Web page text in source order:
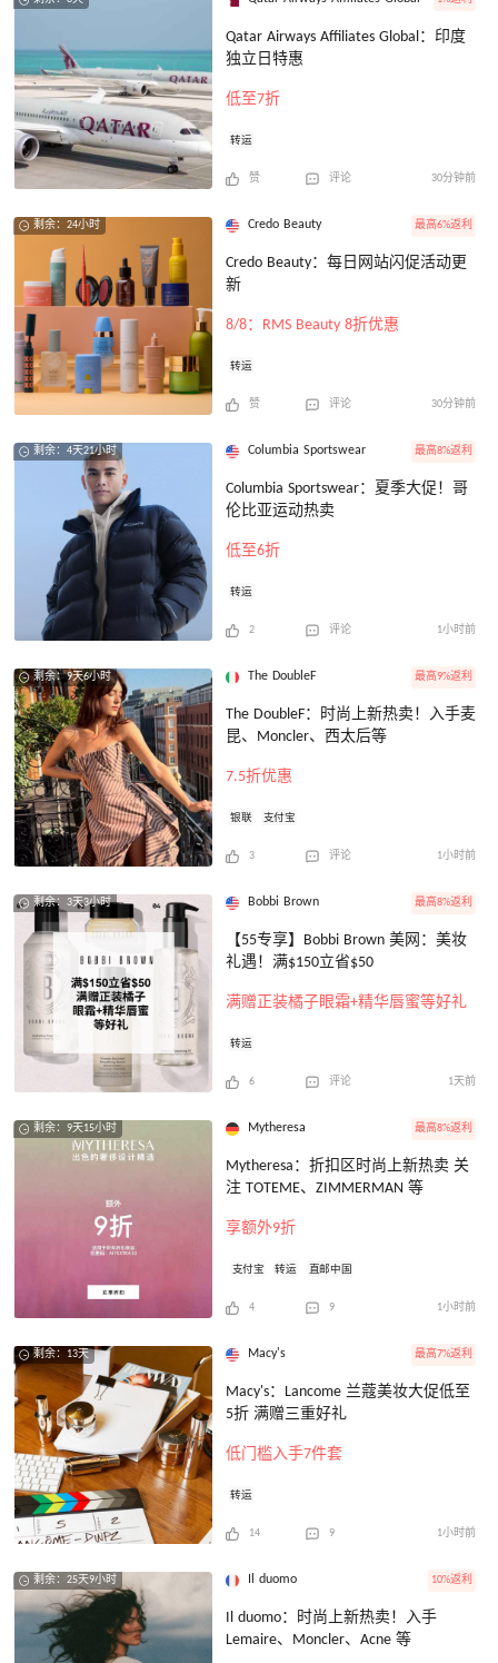
Qatar Airways Affiliates Global：印度
独立日特惠
低至7折
转运
赞 评论 30分钟前
剩余：24小时 Credo Beauty 最高6%返利
Credo Beauty：每日网站闪促活动更
新
8/8：RMS Beauty 8折优惠
转运
赞 评论 30分钟前
剩余：4天21小时 Columbia Sportswear 最高8%返利
Columbia Sportswear：夏季大促！哥
伦比亚运动热卖
低至6折
转运
2 评论 1小时前
剩余：9天6小时 The DoubleF 最高9%返利
The DoubleF：时尚上新热卖！入手麦
昆、Moncler、西太后等
7.5折优惠
银联 支付宝
3 评论 1小时前
剩余：3天3小时 Bobbi Brown 最高8%返利
【55专享】Bobbi Brown 美网：美妆
礼遇！满$150立省$50
满赠正装橘子眼霜+精华唇蜜等好礼
转运
6 评论 1天前
剩余：9天15小时 Mytheresa 最高8%返利
Mytheresa：折扣区时尚上新热卖 关
注 TOTEME、ZIMMERMAN 等
享额外9折
支付宝 转运 直邮中国
4 9 1小时前
剩余：13天 Macy's 最高7%返利
Macy's：Lancome 兰蔻美妆大促低至
5折 满赠三重好礼
低门槛入手7件套
转运
14 9 1小时前
剩余：25天9小时 Il duomo 10%返利
Il duomo：时尚上新热卖！入手
Lemaire、Moncler、Acne 等